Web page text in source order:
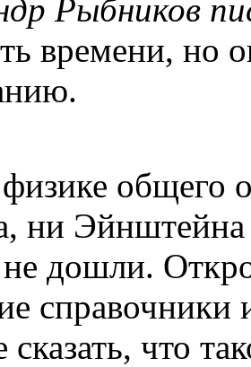
Рыбников
времени, но
общего
ни Эйнштейна
дошли.
что